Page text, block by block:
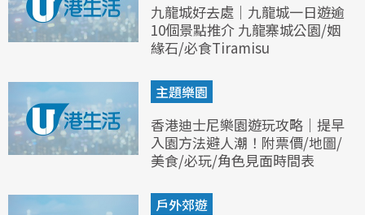
九龍城好去處｜九龍城一日遊逾
10個景點推介 九龍寨城公園/姻
緣石/必食Tiramisu
主題樂園
香港迪士尼樂園遊玩攻略｜提早
入園方法避人潮！附票價/地圖/
美食/必玩/角色見面時間表
戶外郊遊